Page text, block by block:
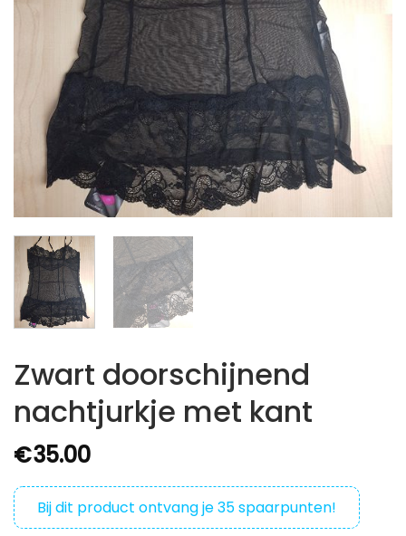
Zwart doorschijnend
nachtjurkje met kant
€35.00
Bij dit product ontvang je35spaarpunten!